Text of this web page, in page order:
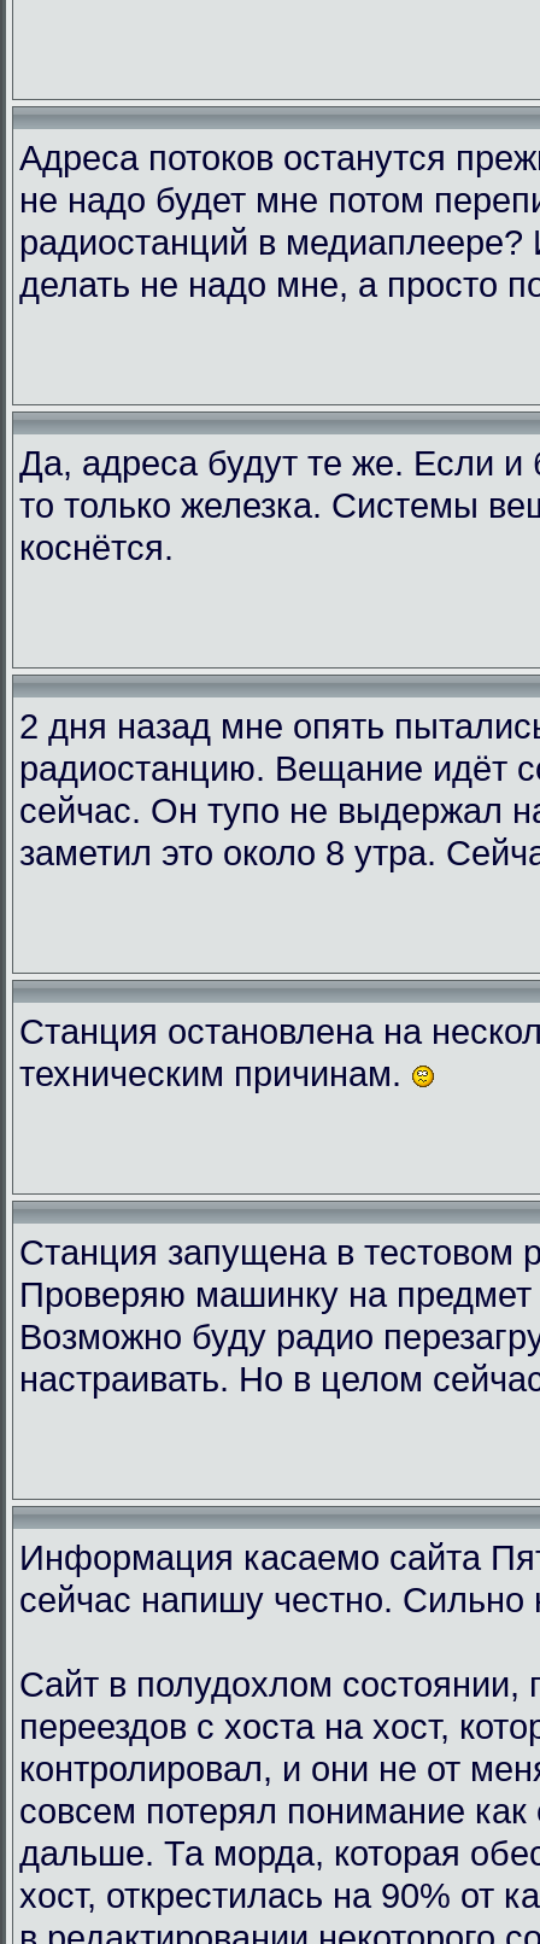
Адреса потоков останутся
не надо будет мне потом
радиостанций в медиаплеере?
делать не надо мне, а просто
Да, адреса будут те же. Если и
то только железка. Системы
коснётся.
2 дня назад мне опять
радиостанцию. Вещание идёт
сейчас. Он тупо не выдержал
заметил это около 8 утра.
Станция остановлена на
техническим причинам.
Станция запущена в тестовом
Проверяю машинку на предмет
Возможно буду радио
настраивать. Но в целом
Информация касаемо сайта
сейчас напишу честно. Сильно
Сайт в полудохлом состоянии,
переездов с хоста на хост,
контролировал, и они не от
совсем потерял понимание как
дальше. Та морда, которая
хост, открестилась на 90% от